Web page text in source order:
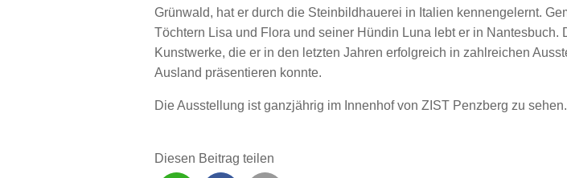
Grünwald, hat er durch die Steinbildhauerei in Italien kennengelernt.
Töchtern Lisa und Flora und seiner Hündin Luna lebt er in Nantesbuch.
Kunstwerke, die er in den letzten Jahren erfolgreich in zahlreichen
Ausland präsentieren konnte.
Die Ausstellung ist ganzjährig im Innenhof von ZIST Penzberg zu sehen.
Diesen Beitrag teilen